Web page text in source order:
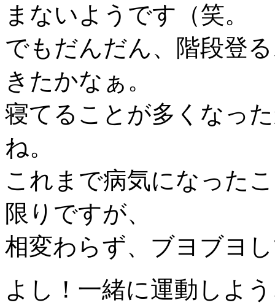
まないようです（笑。
でもだんだん、階段登
きたかなぁ。
寝てることが多くなっ
ね。
これまで病気になった
限りですが、
相変わらず、ブヨブヨ
よし！一緒に運動しよ